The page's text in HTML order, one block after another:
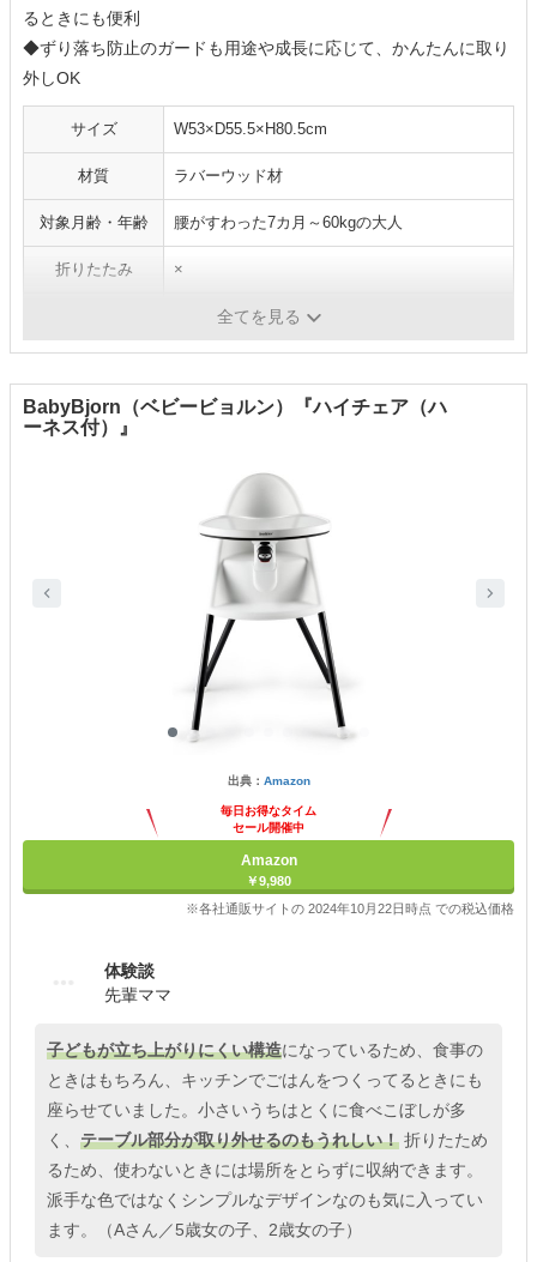
るときにも便利
◆ずり落ち防止のガードも用途や成長に応じて、かんたんに取り
外しOK
サイズ W53×D55.5×H80.5cm
材質 ラバーウッド材
対象月齢・年齢 腰がすわった7カ月～60kgの大人
折りたたみ ×
全てを見る
BabyBjorn（ベビービョルン）『ハイチェア（ハ
ーネス付）』
出典： Amazon
毎日お得なタイム
セール開催中
Amazon
￥9,980
※各社通販サイトの 2024年10月22日時点 での税込価格
体験談
先輩ママ
子どもが立ち上がりにくい構造になっているため、食事の
ときはもちろん、キッチンでごはんをつくってるときにも
座らせていました。小さいうちはとくに食べこぼしが多
く、 テーブル部分が取り外せるのもうれしい！ 折りたため
るため、使わないときには場所をとらずに収納できます。
派手な色ではなくシンプルなデザインなのも気に入ってい
ます。（Aさん／5歳女の子、2歳女の子）